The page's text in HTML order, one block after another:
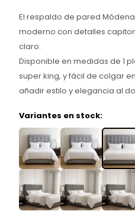
El respaldo de pared
moderno con detalles
claro.
Disponible en medidas de 1
super king, y fácil de colgar
añadir estilo y elegancia al
Variantes en stock: